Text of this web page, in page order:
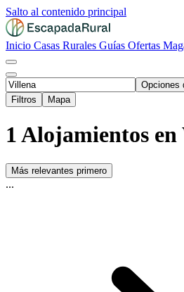
Salto al contenido principal
Inicio Casas Rurales Guías Ofertas
Opciones
Filtros
Mapa
1 Alojamientos
Más relevantes primero
...